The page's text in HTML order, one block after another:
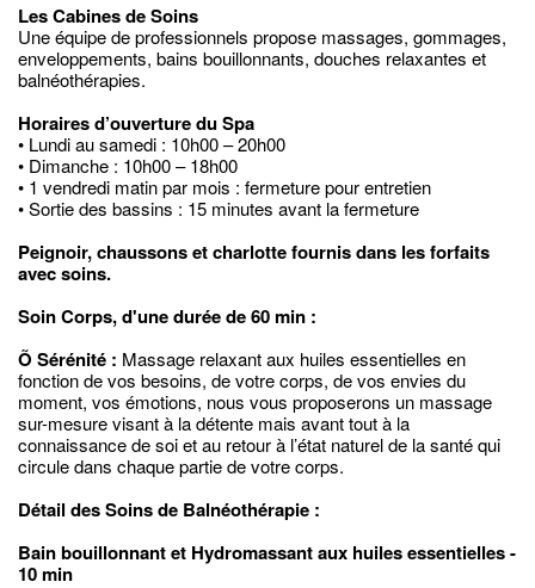
Les Cabines de Soins
Une équipe de professionnels propose massages, gommages,
enveloppements, bains bouillonnants, douches relaxantes et
balnéothérapies.
Horaires d’ouverture du Spa
• Lundi au samedi : 10h00 – 20h00
• Dimanche : 10h00 – 18h00
• 1 vendredi matin par mois : fermeture pour entretien
• Sortie des bassins : 15 minutes avant la fermeture
Peignoir, chaussons et charlotte fournis dans les forfaits
avec soins.
Soin Corps, d'une durée de 60 min :
Õ Sérénité : Massage relaxant aux huiles essentielles en
fonction de vos besoins, de votre corps, de vos envies du
moment, vos émotions, nous vous proposerons un massage
sur-mesure visant à la détente mais avant tout à la
connaissance de soi et au retour à l’état naturel de la santé qui
circule dans chaque partie de votre corps.
Détail des Soins de Balnéothérapie :
Bain bouillonnant et Hydromassant aux huiles essentielles -
10 min